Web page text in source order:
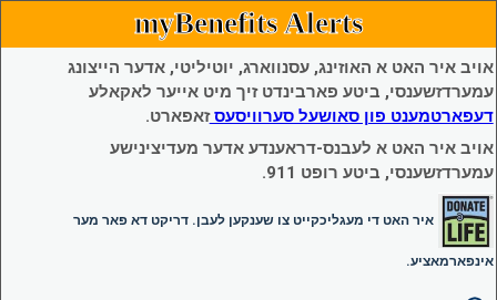
myBenefits Alerts
אויב איר האט א האוזינג, עסנווארג, יוטיליטי, אדער הייצונג
עמערדזשענסי, ביטע פארבינדט זיך מיט אייער לאקאלע
דעפארטמענט פון סאושעל סערוויסעסזאפארט.
אויב איר האט א לעבנס-דראענדע אדער מעדיצינישע
עמערדזשענסי, ביטע רופט 911.
איר האט די מעגליכקייט צו שענקען לעבן. דריקט דא פאר מער
אינפארמאציע.